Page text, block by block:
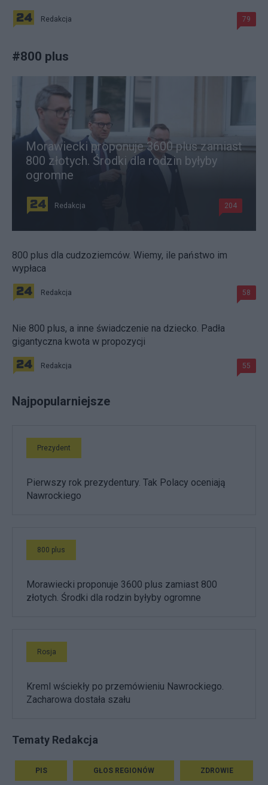
Redakcja 79
#800 plus
Morawiecki proponuje 3600 plus zamiast
800 złotych. Środki dla rodzin byłyby
ogromne
Redakcja 204
800 plus dla cudzoziemców. Wiemy, ile państwo im
wypłaca
Redakcja 58
Nie 800 plus, a inne świadczenie na dziecko. Padła
gigantyczna kwota w propozycji
Redakcja 55
Najpopularniejsze
Prezydent
Pierwszy rok prezydentury. Tak Polacy oceniają
Nawrockiego
800 plus
Morawiecki proponuje 3600 plus zamiast 800
złotych. Środki dla rodzin byłyby ogromne
Rosja
Kreml wściekły po przemówieniu Nawrockiego.
Zacharowa dostała szału
Tematy Redakcja
PIS GŁOS REGIONÓW ZDROWIE